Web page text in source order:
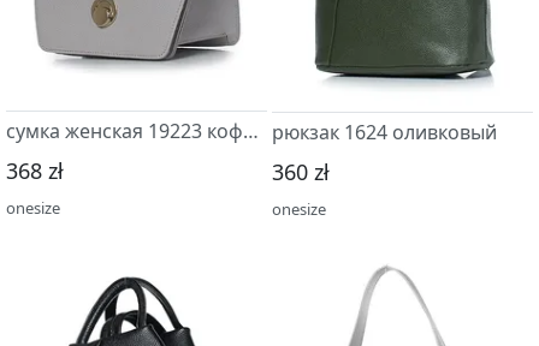
сумка женская 19223 кофейный
368 zł
onesize
рюкзак 1624 оливковый
360 zł
onesize